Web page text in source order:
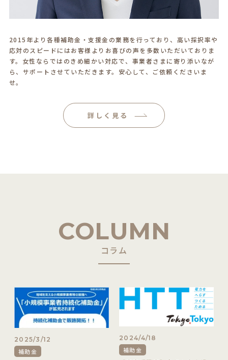
2015年より各種補助金・支援金の業務を行っており、高い採択率や
応対のスピードにはお客様よりお喜びの声を多数いただいておりま
す。女性ならではのきめ細かい対応で、事業者さまに寄り添いなが
ら、サポートさせていただきます。安心して、ご依頼くださいま
せ。
詳しく見る
COLUMN
コラム
2025/3/12
補助金
2024/4/18
補助金